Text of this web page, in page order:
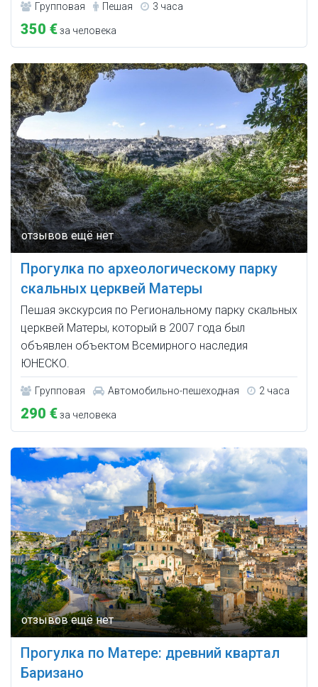
Групповая Пешая 3 часа
350 €за человека
Прогулка по археологическому парку
скальных церквей Матеры
Пешая экскурсия по Региональному парку скальных
церквей Матеры, который в 2007 года был
объявлен объектом Всемирного наследия
ЮНЕСКО.
Групповая Автомобильно-пешеходная 2 часа
290 €за человека
Прогулка по Матере: древний квартал
Баризано